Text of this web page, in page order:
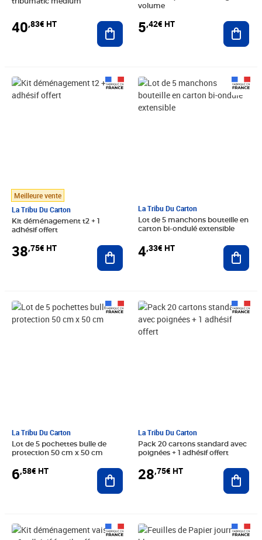
40,83€ HT Ajouter au panier
volume
5,42€ HT
Meilleure vente
La Tribu Du Carton
Kit déménagement t2 + 1
adhésif offert
38,75€ HT
Prix 38,75€ HT
Ajouter au panier
La Tribu Du Carton
Lot de 5 manchons bouteille en
carton bi-ondulé extensible
4,33€ HT
Prix 4,33€ HT
La Tribu Du Carton
Lot de 5 pochettes bulle de
protection 50 cm x 50 cm
6,58€ HT
Prix 6,58€ HT
Ajouter au panier
La Tribu Du Carton
Pack 20 cartons standard avec
poignées + 1 adhésif offert
28,75€ HT
Prix 28,75€ HT
Prix 40,83€ HT Prix 4,92€ HT